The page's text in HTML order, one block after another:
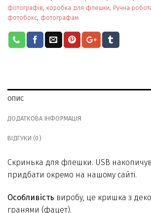
фотографів коробка для флешки Ручна
фотобокс фотографам
ОПИС
ДОДАТКОВА ІНФОРМАЦІЯ
ВІДГУКИ (0)
Скринька для флешки. USB
придбати окремо на нашому сайті.
Особливість виробу, це кришка з
гранями (фацет).